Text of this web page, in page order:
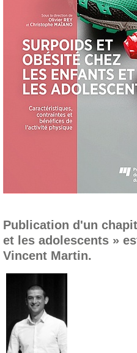
Publication d'un
et les adolescents »
Vincent Martin.